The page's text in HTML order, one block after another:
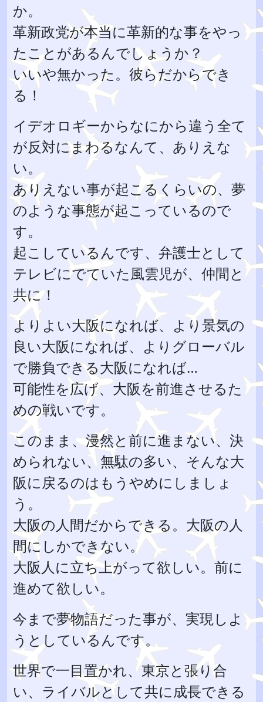
か。
革新政党が本当に革新的な事をやっ
たことがあるんでしょうか？
いいや無かった。彼らだからでき
る！
イデオロギーからなにから違う全て
が反対にまわるなんて、ありえな
い。
ありえない事が起こるくらいの、夢
のような事態が起こっているので
す。
起こしているんです、弁護士として
テレビにでていた風雲児が、仲間と
共に！
よりよい大阪になれば、より景気の
良い大阪になれば、よりグローバル
で勝負できる大阪になれば…
可能性を広げ、大阪を前進させるた
めの戦いです。
このまま、漫然と前に進まない、決
められない、無駄の多い、そんな大
阪に戻るのはもうやめにしましょ
う。
大阪の人間だからできる。大阪の人
間にしかできない。
大阪人に立ち上がって欲しい。前に
進めて欲しい。
今まで夢物語だった事が、実現しよ
うとしているんです。
世界で一目置かれ、東京と張り合
い、ライバルとして共に成長できる